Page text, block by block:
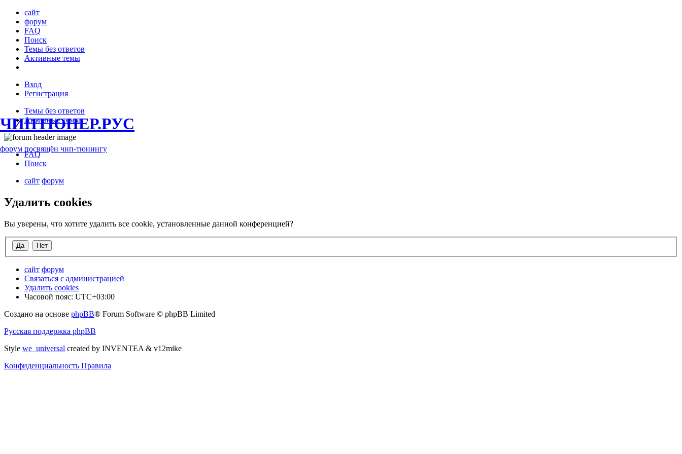
сайт
форум
FAQ
Поиск
Темы без ответов
Активные темы
Вход
Регистрация
Темы без ответов
Активные темы
ЧИПТЮНЕР.РУС
форум посвящён чип-тюнингу
FAQ
Поиск
сайт форум
Удалить cookies
Вы уверены, что хотите удалить все cookie, установленные данной конференцией?
сайт форум
Связаться с администрацией
Удалить cookies
Часовой пояс: UTC+03:00
Создано на основе phpBB® Forum Software © phpBB Limited
Русская поддержка phpBB
Style we_universal created by INVENTEA & v12mike
Конфиденциальность Правила